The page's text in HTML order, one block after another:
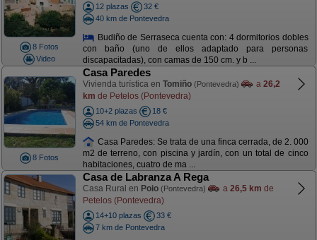
8 Fotos
Video
12 plazas
32 €
40 km de Pontevedra
Budiño de Serraseca cuenta con: 4 dormitorios dobles
con baño (uno de ellos adaptado para personas
discapacitadas), con camas de 150 cm. y b ...
8 Fotos
Casa Paredes
Vivienda turística en Tomiño (Pontevedra) a 26,2
km de Petelos (Pontevedra)
10+2 plazas
18 €
54 km de Pontevedra
Casa Paredes: Se trata de una finca cerrada, de 2. 000
m2 de terreno, con piscina y jardín, con un total de cinco
habitaciones, cuatro de ma ...
Casa de Labranza A Rega
Casa Rural en Poio (Pontevedra) a 26,5 km de
Petelos (Pontevedra)
14+10 plazas
33 €
7 km de Pontevedra